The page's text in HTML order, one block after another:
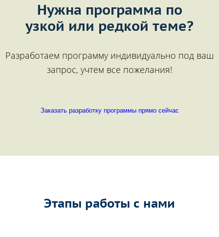
Нужна программа по
узкой или редкой теме?
Разработаем программу индивидуально под ваш
запрос, учтем все пожелания!
Заказать разработку программы прямо сейчас
Этапы работы с нами